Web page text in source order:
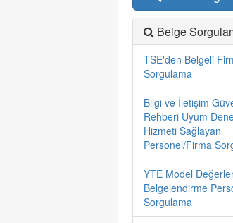
Belge
TSE'den Belgeli
Sorgulama
Bilgi ve İletişim
Rehberi Uyum
Hizmeti Sağlayan
Personel/Firma
YTE Model
Belgelendirme
Sorgulama